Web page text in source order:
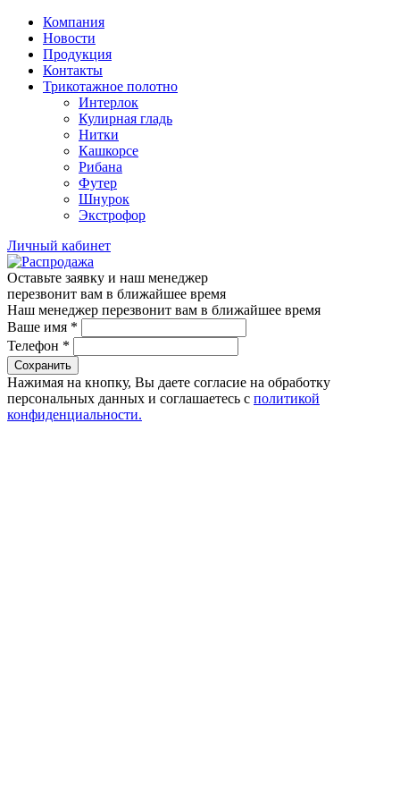
Компания
Новости
Продукция
Контакты
Трикотажное полотно
Интерлок
Кулирная гладь
Нитки
Кашкорсе
Рибана
Футер
Шнурок
Экстрофор
Личный кабинет
Оставьте заявку и наш менеджер
перезвонит вам в ближайшее время
Наш менеджер перезвонит вам в ближайшее время
Ваше имя *
Телефон *
Сохранить
Нажимая на кнопку, Вы даете согласие на обработку
персональных данных и соглашаетесь с политикой
конфиденциальности.